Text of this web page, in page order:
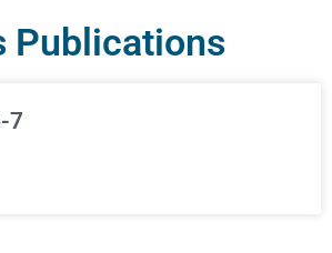
Publications
7